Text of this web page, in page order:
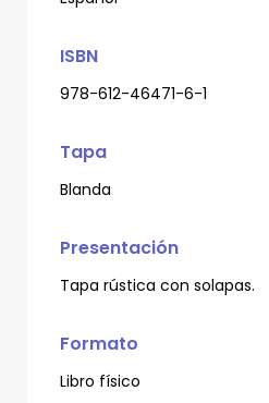
ISBN
978-612-46471-6-1
Tapa
Blanda
Presentación
Tapa rústica con solapas.
Formato
Libro físico